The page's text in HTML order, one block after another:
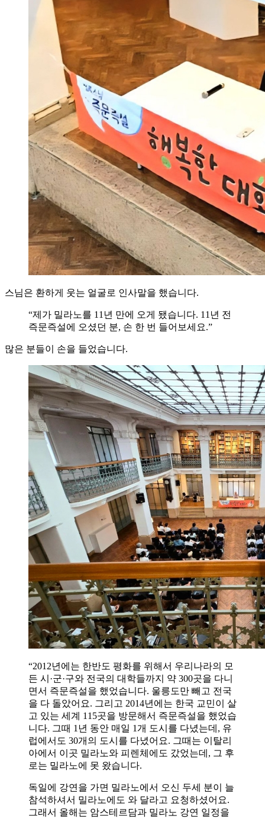
스님은 환하게 웃는 얼굴로 인사말을 했습니다.
“제가 밀라노를 11년 만에 오게 됐습니다. 11년 전
즉문즉설에 오셨던 분, 손 한 번 들어보세요.”
많은 분들이 손을 들었습니다.
“2012년에는 한반도 평화를 위해서 우리나라의 모
든 시·군·구와 전국의 대학들까지 약 300곳을 다니
면서 즉문즉설을 했었습니다. 울릉도만 빼고 전국
을 다 돌았어요. 그리고 2014년에는 한국 교민이 살
고 있는 세계 115곳을 방문해서 즉문즉설을 했었습
니다. 그때 1년 동안 매일 1개 도시를 다녔는데, 유
럽에서도 30개의 도시를 다녔어요. 그때는 이탈리
아에서 이곳 밀라노와 피렌체에도 갔었는데, 그 후
로는 밀라노에 못 왔습니다.
독일에 강연을 가면 밀라노에서 오신 두세 분이 늘
참석하셔서 밀라노에도 와 달라고 요청하셨어요.
그래서 올해는 암스테르담과 밀라노 강연 일정을